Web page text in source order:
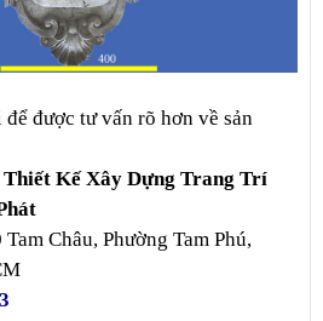
được tư vấn rõ hơn về sản
Kế Xây Dựng Trang Trí
Châu, Phường Tam Phú,